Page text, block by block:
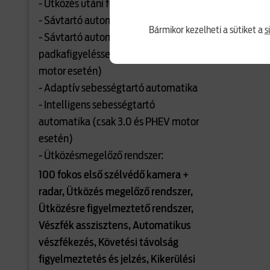
- Ütközés utáni fékezés
- Sávtartó automatika
- Sávtartó automatika
padkafigyeléssel (csak 3.0 és PHEV
motor esetén)
- Adaptív sebességtartó automatika
- Intelligens sebességtartó
automatika (csak 3.0 és PHEV motor
esetén)
- Ütközésmegelőző rendszer:
100 fokos első szélvédő kamera +
radar, Ütközés megelőző rendszer,
Ütközésre figyelmeztető rendszer,
Vészfék asszisztens, Automatikus
vészfékezés, Követési távolság
figyelmeztetés és jelzés, Kikerülési
Bármikor kezelheti a sütiket a